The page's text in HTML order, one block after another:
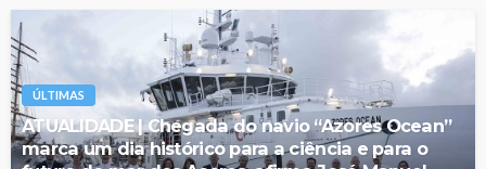
ÚLTIMAS
ATUALIDADE | Chegada do navio “Azores Ocean”
marca um dia histórico para a ciência e para o